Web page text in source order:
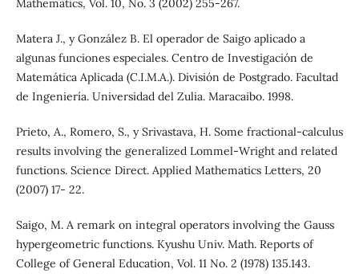
Mathematics, Vol. 10, No. 3 (2002) 255-267.
Matera J., y González B. El operador de Saigo aplicado a
algunas funciones especiales. Centro de Investigación de
Matemática Aplicada (C.I.M.A.). División de Postgrado. Facultad
de Ingeniería. Universidad del Zulia. Maracaibo. 1998.
Prieto, A., Romero, S., y Srivastava, H. Some fractional-calculus
results involving the generalized Lommel-Wright and related
functions. Science Direct. Applied Mathematics Letters, 20
(2007) 17- 22.
Saigo, M. A remark on integral operators involving the Gauss
hypergeometric functions. Kyushu Univ. Math. Reports of
College of General Education, Vol. 11 No. 2 (1978) 135.143.